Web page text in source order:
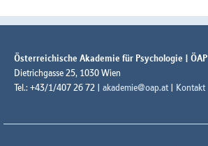
Österreichische Akademie für Psychologie | ÖAP
Dietrichgasse 25, 1030 Wien
Tel.: +43/1/407 26 72 | akademie@oap.at | Kontakt